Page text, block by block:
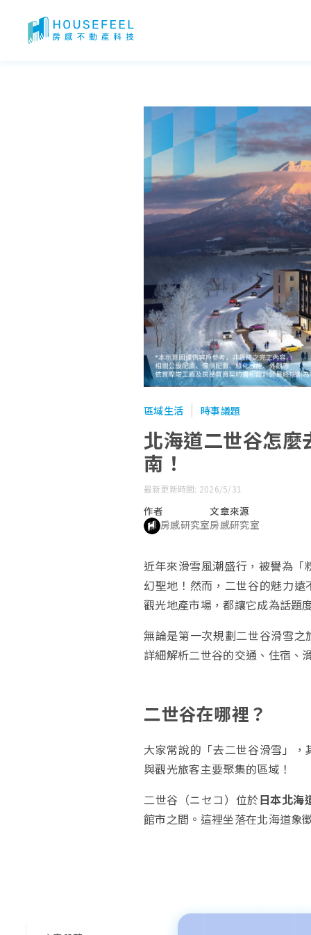
區域生活 時事議題
北海道二世谷怎
南！
最新更新時間: 2026/5/31
作者
房感研究室
文章來源
房感研究室
近年來滑雪風潮盛行，被譽為
幻聖地！然而，二世谷的魅力
觀光地產市場，都讓它成為話題
無論是第一次規劃二世谷滑雪
詳細解析二世谷的交通、住宿、
二世谷在哪裡？
大家常說的「去二世谷滑雪」，
與觀光旅客主要聚集的區域！
二世谷（ニセコ）位於日本北海
館市之間。這裡坐落在北海道象